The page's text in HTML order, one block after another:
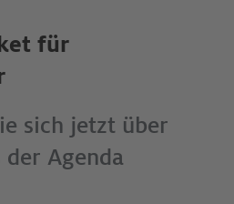
für
sich jetzt über
Agenda